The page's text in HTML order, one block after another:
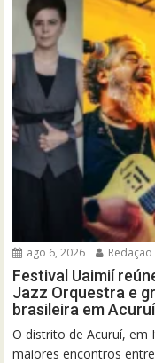
ago 6, 2026 Redação
Festival Uaimií
Jazz Orquestra e
brasileira em
O distrito de Acuruí, em
maiores encontros